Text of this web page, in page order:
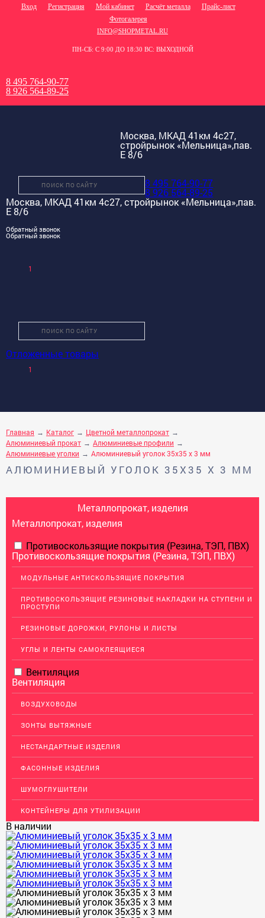
Вход Регистрация Мой кабинет Расчёт металла
Прайс-лист
Фотогалерея
INFO@SHOPMETAL.RU
ПН-СБ: С 9:00 ДО 18:30 ВС: ВЫХОДНОЙ
8 495 764-90-77
8 926 564-89-25
Москва, МКАД 41км 4с27,
стройрынок «Мельница»,пав.
Е 8/6
8 495 764-90-77
8 926 564-89-25
Москва, МКАД 41км 4с27, стройрынок «Мельница»,пав.
Е 8/6
Обратный звонок
Обратный звонок
1
О КОМПАНИИ
ПРОИЗВОДИТЕЛИ
КАК КУПИТЬ
ДОСТАВКА И ОПЛАТА
КОНТАКТЫ
Отложенные товары
1
Главная Каталог
Цветной металлопрокат
Алюминиевый прокат
Алюминиевые профили
Алюминиевые уголки
Алюминиевый уголок 35х35 х 3 мм
АЛЮМИНИЕВЫЙ УГОЛОК 35Х35 Х 3 ММ
Металлопрокат, изделия
Металлопрокат, изделия
АЛЮМИНИЕВЫЙ ПРОКАТ
Перфорированный лист
Алюминиевые листы
Гладкие алюминиевые листы
Рифленые алюминиевые листы
Алюминиевые профили
Алюминиевые трубы
Профиль для гипсокартона, МДФ, панелей
ЭЛЕКТРОДЫ
ДЕКОРАТИВНЫЙ УГОЛОК
МЕТАЛЛИЧЕСКИЕ ПОРОГИ НАПОЛЬНЫЕ (ДЛЯ ПОЛА),
РАСКЛАДКА, ПЛИНТУС
ПОТОЛКИ
Противоскользящие покрытия (Резина, ТЭП, ПВХ)
Противоскользящие покрытия (Резина, ТЭП, ПВХ)
МОДУЛЬНЫЕ АНТИСКОЛЬЗЯЩИЕ ПОКРЫТИЯ
ПРОТИВОСКОЛЬЗЯЩИЕ РЕЗИНОВЫЕ НАКЛАДКИ НА СТУПЕНИ И
ПРОСТУПИ
РЕЗИНОВЫЕ ДОРОЖКИ, РУЛОНЫ И ЛИСТЫ
УГЛЫ И ЛЕНТЫ САМОКЛЕЯЩИЕСЯ
Вентиляция
Вентиляция
ВОЗДУХОВОДЫ
ЗОНТЫ ВЫТЯЖНЫЕ
НЕСТАНДАРТНЫЕ ИЗДЕЛИЯ
ФАСОННЫЕ ИЗДЕЛИЯ
ШУМОГЛУШИТЕЛИ
КОНТЕЙНЕРЫ ДЛЯ УТИЛИЗАЦИИ
В наличии